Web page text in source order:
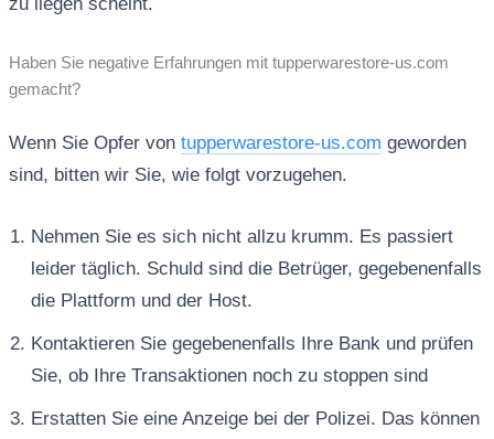
Haben Sie negative Erfahrungen mit tupperwarestore-us.com
gemacht?
Wenn Sie Opfer von tupperwarestore-us.com geworden
sind, bitten wir Sie, wie folgt vorzugehen.
Nehmen Sie es sich nicht allzu krumm. Es passiert
leider täglich. Schuld sind die Betrüger, gegebenenfalls
die Plattform und der Host.
Kontaktieren Sie gegebenenfalls Ihre Bank und prüfen
Sie, ob Ihre Transaktionen noch zu stoppen sind
Erstatten Sie eine Anzeige bei der Polizei. Das können